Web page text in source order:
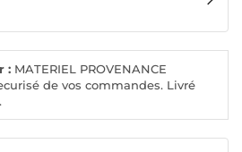
: MATERIEL PROVENANCE
de vos commandes. Livré